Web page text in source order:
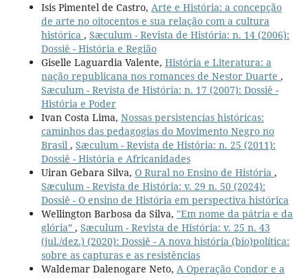
Isis Pimentel de Castro, Arte e História: a concepção
de arte no oitocentos e sua relação com a cultura
histórica , Sæculum - Revista de História: n. 14 (2006):
Dossiê - História e Região
Giselle Laguardia Valente, História e Literatura: a
nação republicana nos romances de Nestor Duarte ,
Sæculum - Revista de História: n. 17 (2007): Dossiê -
História e Poder
Ivan Costa Lima, Nossas persistencias históricas:
caminhos das pedagogias do Movimento Negro no
Brasil , Sæculum - Revista de História: n. 25 (2011):
Dossiê - História e Africanidades
Uiran Gebara Silva, O Rural no Ensino de História ,
Sæculum - Revista de História: v. 29 n. 50 (2024):
Dossiê - O ensino de História em perspectiva histórica
Wellington Barbosa da Silva, "Em nome da pátria e da
glória” , Sæculum - Revista de História: v. 25 n. 43
(jul./dez.) (2020): Dossiê - A nova história (bio)política:
sobre as capturas e as resistências
Waldemar Dalenogare Neto, A Operação Condor e a